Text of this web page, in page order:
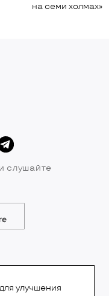
на семи холмах»
слушайте
2026© Радио 7
улучшения